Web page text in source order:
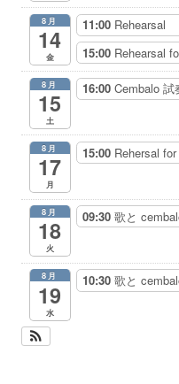
8月
14
金
11:00 Rehearsal
15:00 Rehearsal
8月
15
土
16:00 Cembalo 試
8月
17
月
15:00 Rehersal for
8月
18
火
09:30 歌と
8月
19
水
10:30 歌と